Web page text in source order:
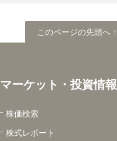
このページの先頭へ
このページの先頭へ ↑
マーケット・投資情報
株価検索
株式レポート